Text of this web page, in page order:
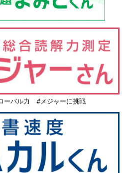
ーバル力 #メジャーに挑戦